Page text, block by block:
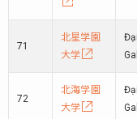
71
北星学園
大学
72
北海学園
大学